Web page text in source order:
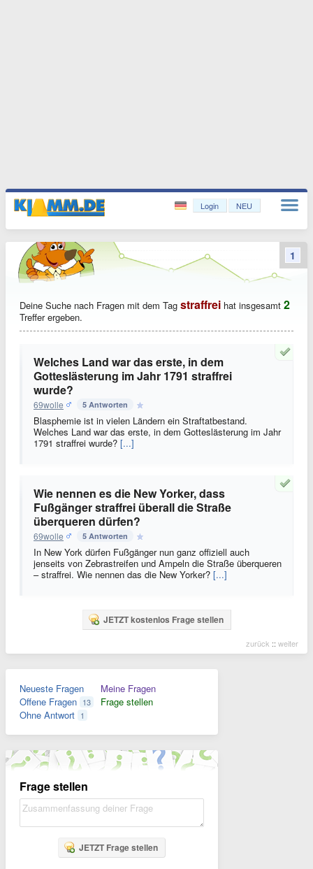
Login NEU
Deine Suche nach Fragen mit dem Tag straffrei hat insgesamt 2
Treffer ergeben.
Welches Land war das erste, in dem
Gotteslästerung im Jahr 1791 straffrei
wurde?
69wolle 5 Antworten
Blasphemie ist in vielen Ländern ein Straftatbestand.
Welches Land war das erste, in dem Gotteslästerung im Jahr
1791 straffrei wurde? [...]
Wie nennen es die New Yorker, dass
Fußgänger straffrei überall die Straße
überqueren dürfen?
69wolle 5 Antworten
In New York dürfen Fußgänger nun ganz offiziell auch
jenseits von Zebrastreifen und Ampeln die Straße überqueren
– straffrei. Wie nennen das die New Yorker? [...]
JETZT kostenlos Frage stellen
zurück :: weiter
1
Neueste Fragen
Offene Fragen 13
Ohne Antwort 1
Meine Fragen
Frage stellen
Frage stellen
JETZT Frage stellen